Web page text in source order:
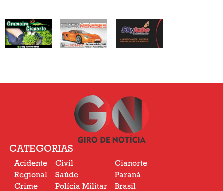
CATEGORIAS
Acidente
Regional
Crime
Civil
Saúde
Polícia Militar
Cianorte
Paraná
Brasil